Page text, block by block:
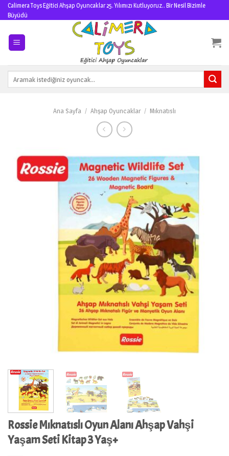
Skip
to
Calimera Toys Eğitici Ahşap Oyuncaklar 25. Yılımızı Kutluyoruz.. Bir Nesil Bizimle
Büyüdü
Ana Sayfa / Ahşap Oyuncaklar / Mıknatıslı
Rossie Mıknatıslı Oyun Alanı Ahşap Vahşi
Yaşam Seti Kitap 3 Yaş+